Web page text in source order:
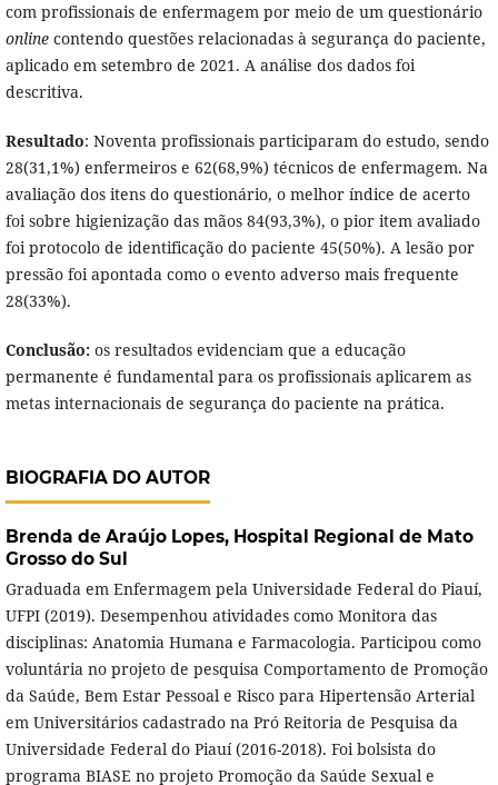
com profissionais de enfermagem por meio de um questionário
onlinecontendo questões relacionadas à segurança do paciente,
aplicado em setembro de 2021. A análise dos dados foi
descritiva.
Resultado: Noventa profissionais participaram do estudo, sendo
28(31,1%) enfermeiros e 62(68,9%) técnicos de enfermagem. Na
avaliação dos itens do questionário, o melhor índice de acerto
foi sobre higienização das mãos 84(93,3%), o pior item avaliado
foi protocolo de identificação do paciente 45(50%). A lesão por
pressão foi apontada como o evento adverso mais frequente
28(33%).
Conclusão:os resultados evidenciam que a educação
permanente é fundamental para os profissionais aplicarem as
metas internacionais de segurança do paciente na prática.
BIOGRAFIA DO AUTOR
Brenda de Araújo Lopes, Hospital Regional de Mato
Grosso do Sul
Graduada em Enfermagem pela Universidade Federal do Piauí,
UFPI (2019). Desempenhou atividades como Monitora das
disciplinas: Anatomia Humana e Farmacologia. Participou como
voluntária no projeto de pesquisa Comportamento de Promoção
da Saúde, Bem Estar Pessoal e Risco para Hipertensão Arterial
em Universitários cadastrado na Pró Reitoria de Pesquisa da
Universidade Federal do Piauí (2016-2018). Foi bolsista do
programa BIASE no projeto Promoção da Saúde Sexual e